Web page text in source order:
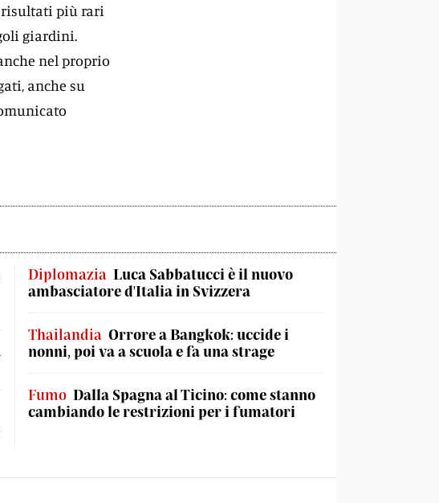
risultati più rari
giardini.
nel proprio
anche su
Diplomazia Luca Sabbatucci è il nuovo
ambasciatore d'Italia in Svizzera
Thailandia Orrore a Bangkok: uccide i
nonni, poi va a scuola e fa una strage
Fumo Dalla Spagna al Ticino: come stanno
cambiando le restrizioni per i fumatori